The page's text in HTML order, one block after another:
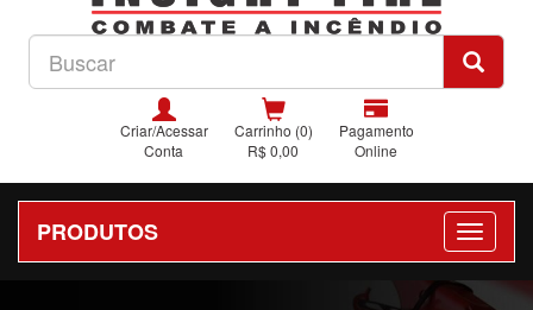
Criar/Acessar
Conta
Carrinho (0)
R$ 0,00
Pagamento
Online
PRODUTOS